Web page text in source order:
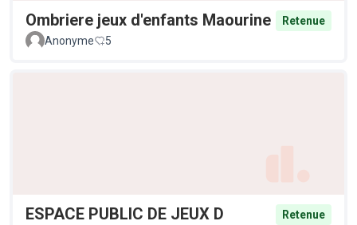
Ombriere jeux d'enfants Maourine
Retenue
Anonyme
5
ESPACE PUBLIC DE JEUX D
Retenue